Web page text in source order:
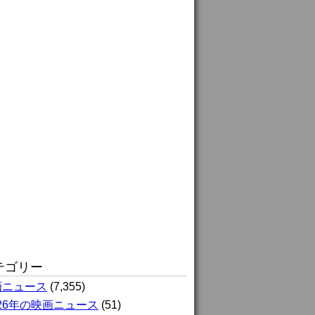
ゴリー
ュース (7,355)
年の映画ニュース (51)